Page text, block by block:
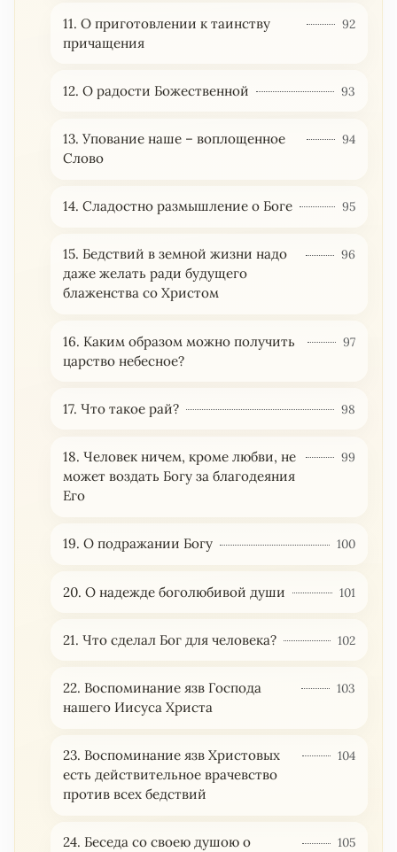
11. О приготовлении к таинству
причащения
92
12. О радости Божественной 93
13. Упование наше – воплощенное
Слово
94
14. Сладостно размышление о Боге 95
15. Бедствий в земной жизни надо
даже желать ради будущего
блаженства со Христом
96
16. Каким образом можно получить
царство небесное?
97
17. Что такое рай? 98
18. Человек ничем, кроме любви, не
может воздать Богу за благодеяния
Его
99
19. О подражании Богу 100
20. О надежде боголюбивой души 101
21. Что сделал Бог для человека? 102
22. Воспоминание язв Господа
нашего Иисуса Христа
103
23. Воспоминание язв Христовых
есть действительное врачевство
против всех бедствий
104
24. Беседа со своею душою о
105